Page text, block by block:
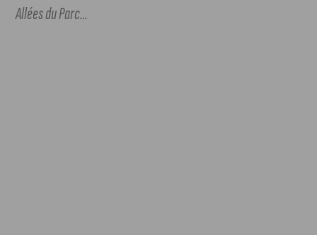
Allées du Parc…